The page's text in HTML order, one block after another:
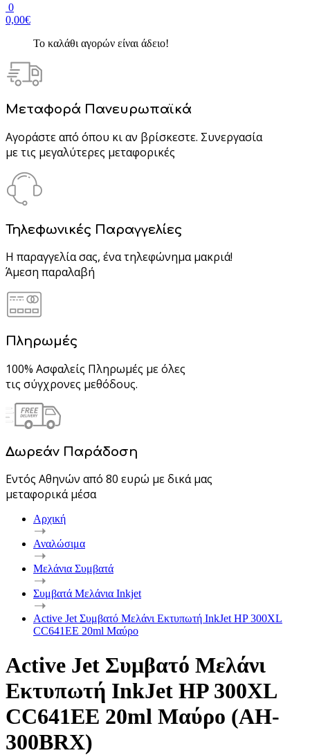
0
0,00€
Το καλάθι αγορών είναι άδειο!
Μεταφορά Πανευρωπαϊκά
Αγοράστε από όπου κι αν βρίσκεστε. Συνεργασία
με τις μεγαλύτερες μεταφορικές
Τηλεφωνικές Παραγγελίες
Η παραγγελία σας, ένα τηλεφώνημα μακριά!
Άμεση παραλαβή
Πληρωμές
100% Ασφαλείς Πληρωμές με όλες
τις σύγχρονες μεθόδους.
Δωρεάν Παράδοση
Εντός Αθηνών από 80 ευρώ με δικά μας
μεταφορικά μέσα
Αρχική
Αναλώσιμα
Μελάνια Συμβατά
Συμβατά Μελάνια Inkjet
Active Jet Συμβατό Μελάνι Εκτυπωτή InkJet HP 300XL
CC641EE 20ml Μαύρο
Active Jet Συμβατό Μελάνι
Εκτυπωτή InkJet HP 300XL
CC641EE 20ml Μαύρο (AH-
300BRX)